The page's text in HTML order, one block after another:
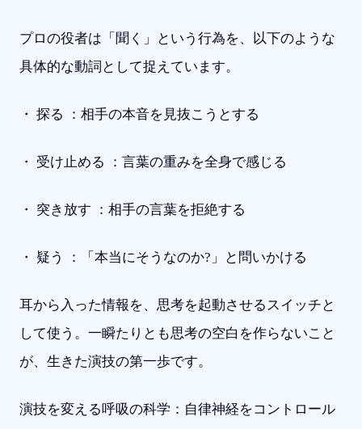
プロの役者は「聞く」という行為を、以下のような
具体的な動詞として捉えています。
・ 探る ：相手の本音を見抜こうとする
・ 受け止める ：言葉の重みを全身で感じる
・ 突き放す ：相手の言葉を拒絶する
・ 疑う ：「本当にそうなのか?」と問いかける
耳から入った情報を、思考を起動させるスイッチと
して使う。一瞬たりとも思考の空白を作らないこと
が、生きた演技の第一歩です。
演技を変える呼吸の科学：自律神経をコントロール